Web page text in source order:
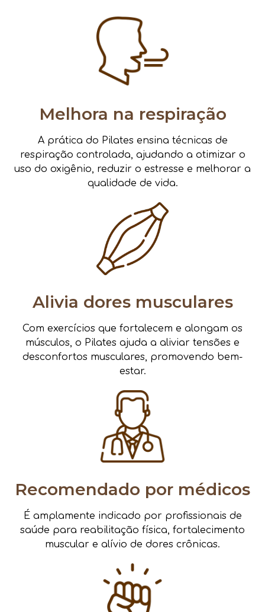
Melhora na respiração
A prática do Pilates ensina técnicas de
respiração controlada, ajudando a otimizar o
uso do oxigênio, reduzir o estresse e melhorar a
qualidade de vida.
Alivia dores musculares
Com exercícios que fortalecem e alongam os
músculos, o Pilates ajuda a aliviar tensões e
desconfortos musculares, promovendo bem-
estar.
Recomendado por médicos
É amplamente indicado por profissionais de
saúde para reabilitação física, fortalecimento
muscular e alívio de dores crônicas.